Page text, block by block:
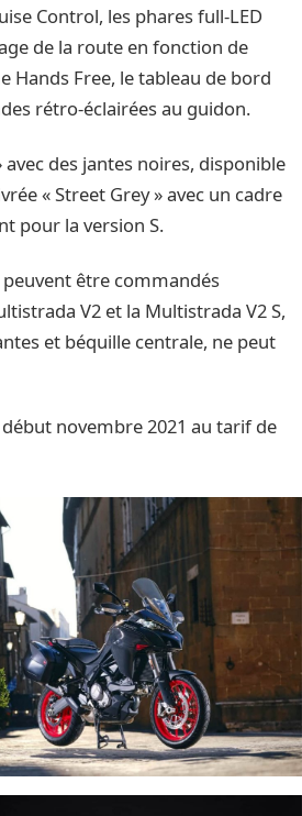
Control, les phares full-LED
de la route en fonction de
Hands Free, le tableau de bord
rétro-éclairées au guidon.
des jantes noires, disponible
« Street Grey » avec un cadre
pour la version S.
être commandés
V2 et la Multistrada V2 S,
et béquille centrale, ne peut
novembre 2021 au tarif de